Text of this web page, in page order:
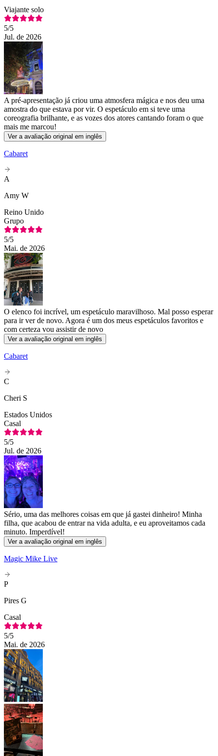
Viajante solo
5/5
Jul. de 2026
A pré-apresentação já criou uma atmosfera mágica e nos deu uma
amostra do que estava por vir. O espetáculo em si teve uma
coreografia brilhante, e as vozes dos atores cantando foram o que
mais me marcou!
Ver a avaliação original em inglês
Cabaret
A
Amy W
Reino Unido
Grupo
5/5
Mai. de 2026
O elenco foi incrível, um espetáculo maravilhoso. Mal posso esperar
para ir ver de novo. Agora é um dos meus espetáculos favoritos e
com certeza vou assistir de novo
Ver a avaliação original em inglês
Cabaret
C
Cheri S
Estados Unidos
Casal
5/5
Jul. de 2026
Sério, uma das melhores coisas em que já gastei dinheiro! Minha
filha, que acabou de entrar na vida adulta, e eu aproveitamos cada
minuto. Imperdível!
Ver a avaliação original em inglês
Magic Mike Live
P
Pires G
Casal
5/5
Mai. de 2026